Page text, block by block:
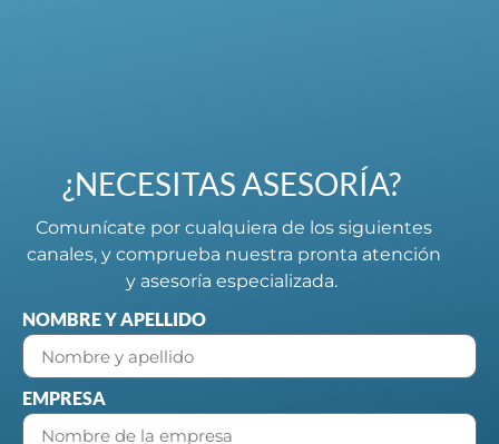
¿NECESITAS ASESORÍA?
Comunícate por cualquiera de los siguientes
canales, y comprueba nuestra pronta atención
y asesoría especializada.
NOMBRE Y APELLIDO
EMPRESA